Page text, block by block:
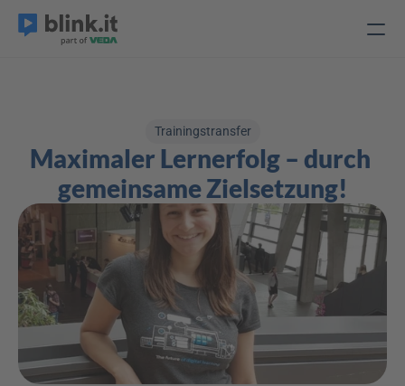
Trainingstransfer
Maximaler Lernerfolg – durch
gemeinsame Zielsetzung!